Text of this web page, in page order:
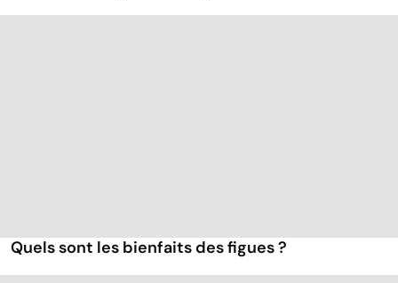
Quels sont les bienfaits des figues ?